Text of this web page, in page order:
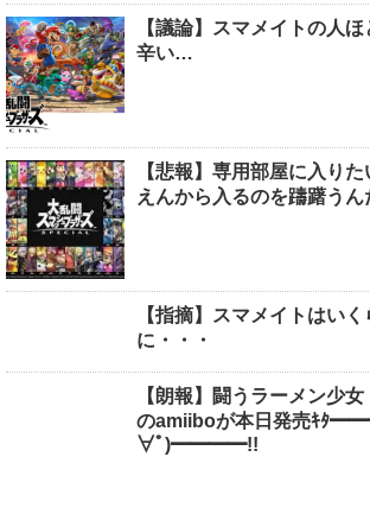
【議論】スマメイトの人
辛い…
【悲報】専用部屋に入り
えんから入るのを躊躇うん
【指摘】スマメイトはい
に・・・
【朗報】闘うラーメン少女
のamiiboが本日発売ｷﾀ
∀ﾟ)━━━━!!